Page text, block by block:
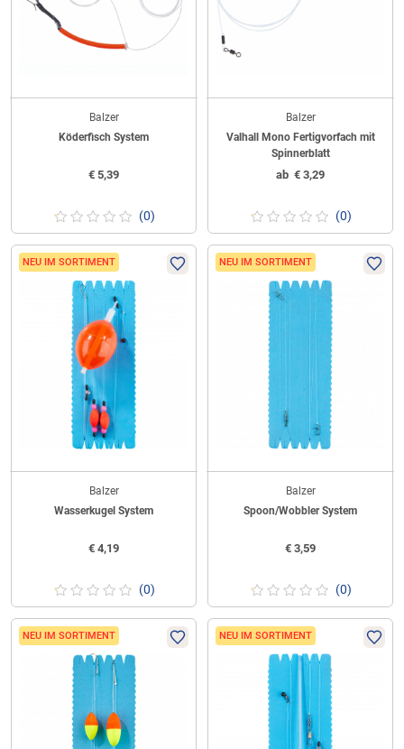
Balzer
Köderfisch System
€ 5,39
(0)
Balzer
Valhall Mono Fertigvorfach mit
Spinnerblatt
ab € 3,29
(0)
NEU IM SORTIMENT
Balzer
Wasserkugel System
€ 4,19
(0)
NEU IM SORTIMENT
Balzer
Spoon/Wobbler System
€ 3,59
(0)
NEU IM SORTIMENT NEU IM SORTIMENT